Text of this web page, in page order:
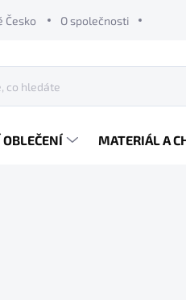
Česko O společnosti
OBLEČENÍ MATERIÁL A